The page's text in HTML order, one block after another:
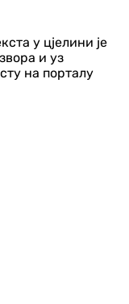
у цјелини је
и уз
на порталу